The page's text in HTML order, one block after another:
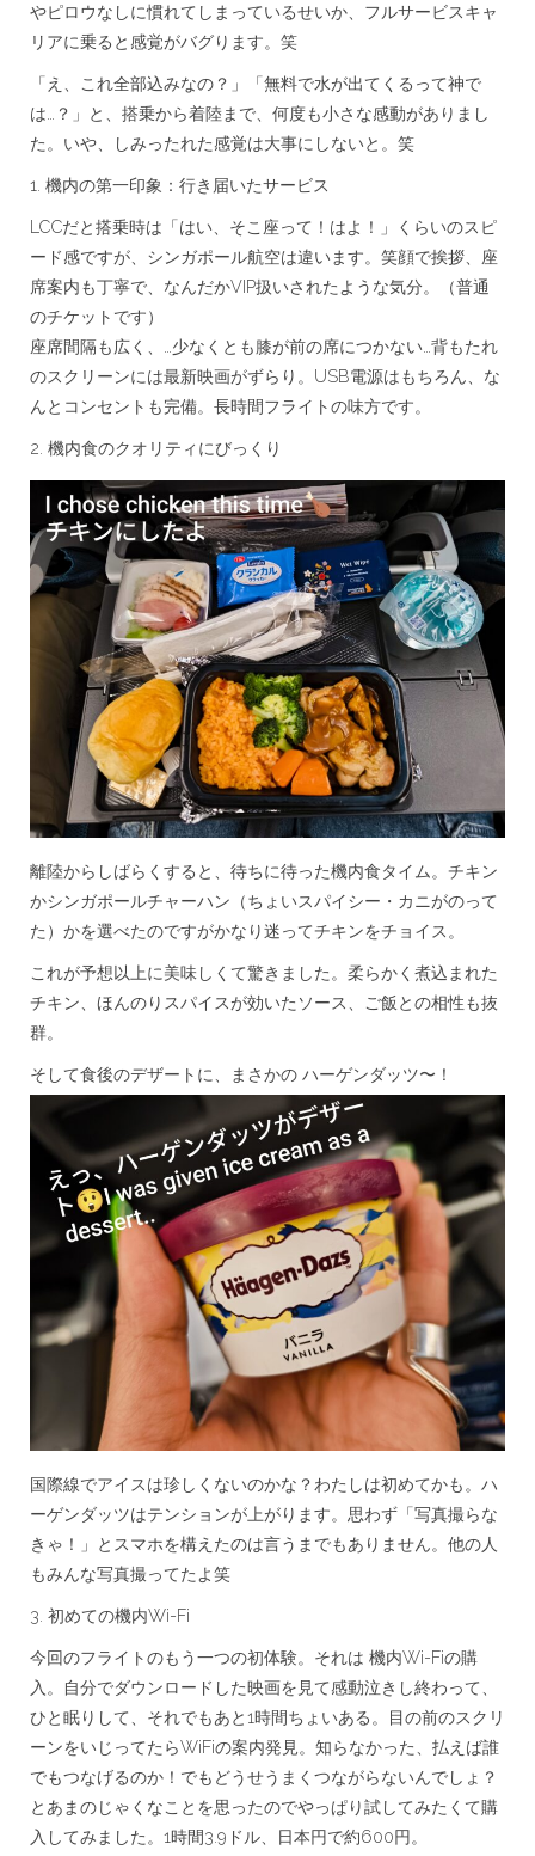
ら
チ
ャ
ン
ギ
へ
は
やピロウなしに慣れてしまっているせいか、フルサービスキャ
リアに乗ると感覚がバグります。笑
「え、これ全部込みなの？」「無料で水が出てくるって神で
は…？」と、搭乗から着陸まで、何度も小さな感動がありまし
た。いや、しみったれた感覚は大事にしないと。笑
1. 機内の第一印象：行き届いたサービス
LCCだと搭乗時は「はい、そこ座って！はよ！」くらいのスピ
ード感ですが、シンガポール航空は違います。笑顔で挨拶、座
席案内も丁寧で、なんだかVIP扱いされたような気分。（普通
のチケットです）
座席間隔も広く、…少なくとも膝が前の席につかない…背もたれ
のスクリーンには最新映画がずらり。USB電源はもちろん、な
んとコンセントも完備。長時間フライトの味方です。
2. 機内食のクオリティにびっくり
離陸からしばらくすると、待ちに待った機内食タイム。チキン
かシンガポールチャーハン（ちょいスパイシー・カニがのって
た）かを選べたのですがかなり迷ってチキンをチョイス。
これが予想以上に美味しくて驚きました。柔らかく煮込まれた
チキン、ほんのりスパイスが効いたソース、ご飯との相性も抜
群。
そして食後のデザートに、まさかの ハーゲンダッツ〜！
国際線でアイスは珍しくないのかな？わたしは初めてかも。ハ
ーゲンダッツはテンションが上がります。思わず「写真撮らな
きゃ！」とスマホを構えたのは言うまでもありません。他の人
もみんな写真撮ってたよ笑
3. 初めての機内Wi-Fi
今回のフライトのもう一つの初体験。それは 機内Wi-Fiの購
入。自分でダウンロードした映画を見て感動泣きし終わって、
ひと眠りして、それでもあと1時間ちょいある。目の前のスクリ
ーンをいじってたらWiFiの案内発見。知らなかった、払えば誰
でもつなげるのか！でもどうせうまくつながらないんでしょ？
とあまのじゃくなことを思ったのでやっぱり試してみたくて購
入してみました。1時間3.9ドル、日本円で約600円。